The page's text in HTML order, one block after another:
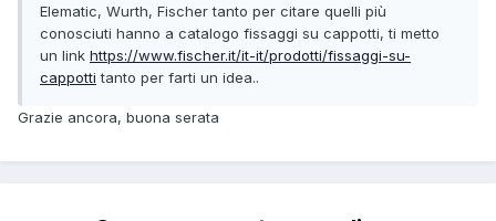
Elematic, Wurth, Fischer tanto per citare quelli più
conosciuti hanno a catalogo fissaggi su cappotti, ti metto
un link https://www.fischer.it/it-it/prodotti/fissaggi-su-
cappotti tanto per farti un idea..
Grazie ancora, buona serata